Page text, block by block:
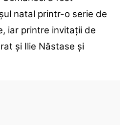
natal printr-o serie de
iar printre invitații de
și Ilie Năstase și